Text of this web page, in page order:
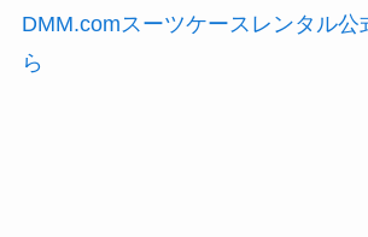
DMM.comスーツケースレンタル公
ら